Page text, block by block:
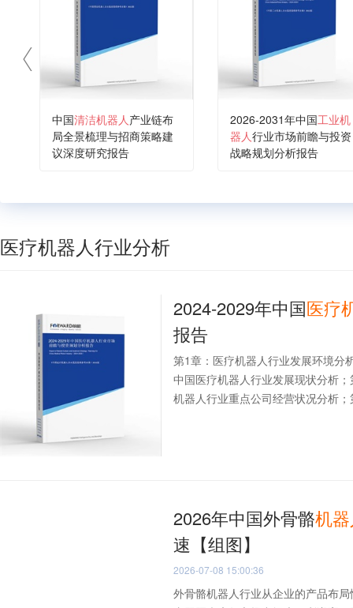
中国清洁机器人产业链布
局全景梳理与招商策略建
议深度研究报告
2026-2031年中国工业机
器人行业市场前瞻与投资
战略规划分析报告
医疗机器人行业分析
2024-2029年中国医疗
报告
第1章：医疗机器人行业发展环境分
中国医疗机器人行业发展现状分析
机器人行业重点公司经营状况分析
2026年中国外骨骼机
速【组图】
2026-07-08 15:00:36
外骨骼机器人行业从企业的产品布